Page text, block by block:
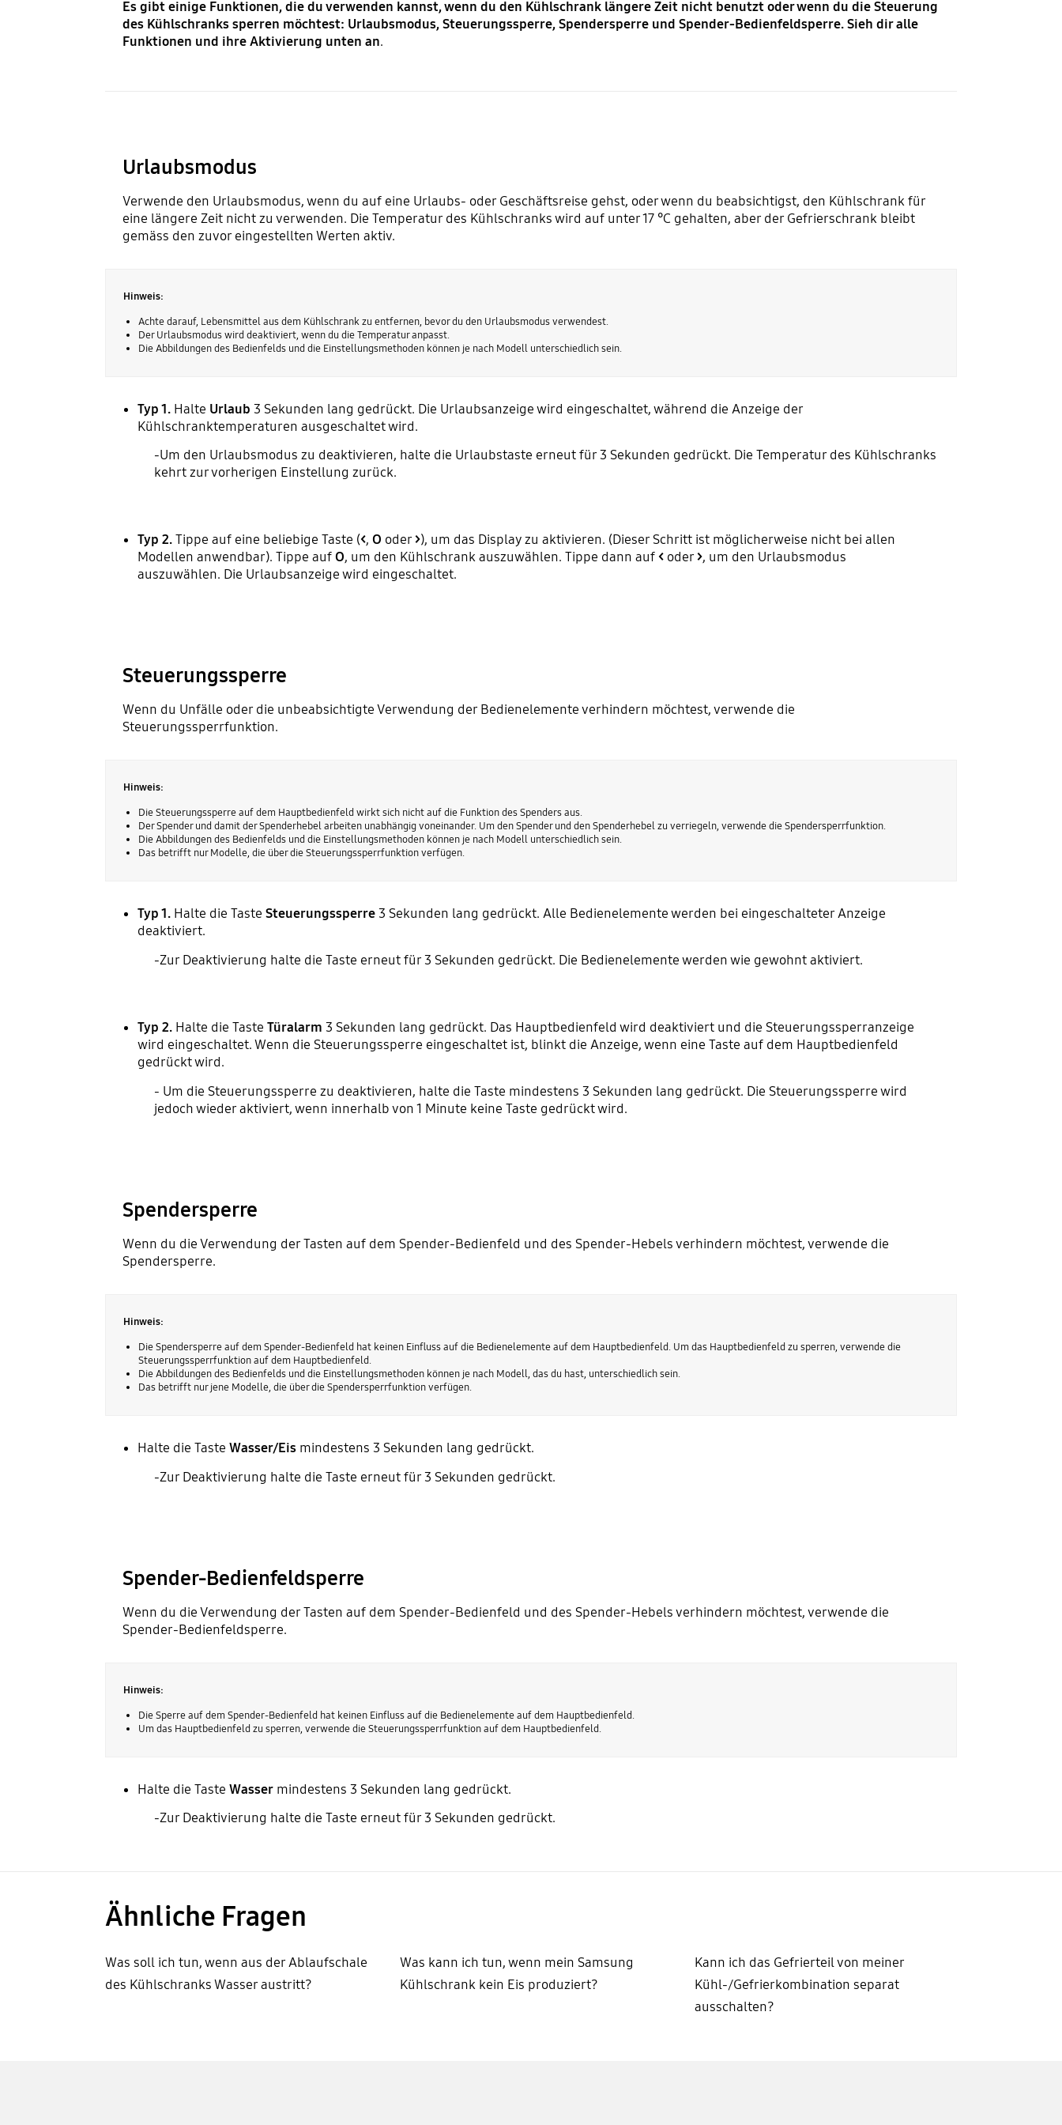
Es gibt einige Funktionen, die du verwenden kannst, wenn du den Kühlschrank längere Zeit nicht benutzt oder wenn du die Steuerung
des Kühlschranks sperren möchtest: Urlaubsmodus, Steuerungssperre, Spendersperre und Spender-Bedienfeldsperre. Sieh dir alle
Funktionen und ihre Aktivierung unten an.
Urlaubsmodus
Verwende den Urlaubsmodus, wenn du auf eine Urlaubs- oder Geschäftsreise gehst, oder wenn du beabsichtigst, den Kühlschrank für
eine längere Zeit nicht zu verwenden. Die Temperatur des Kühlschranks wird auf unter 17 °C gehalten, aber der Gefrierschrank bleibt
gemäss den zuvor eingestellten Werten aktiv.
Hinweis:
Achte darauf, Lebensmittel aus dem Kühlschrank zu entfernen, bevor du den Urlaubsmodus verwendest.
Der Urlaubsmodus wird deaktiviert, wenn du die Temperatur anpasst.
Die Abbildungen des Bedienfelds und die Einstellungsmethoden können je nach Modell unterschiedlich sein.
Typ 1.Halte Urlaub 3 Sekunden lang gedrückt. Die Urlaubsanzeige wird eingeschaltet, während die Anzeige der
Kühlschranktemperaturen ausgeschaltet wird.
-Um den Urlaubsmodus zu deaktivieren, halte die Urlaubstaste erneut für 3 Sekunden gedrückt. Die Temperatur des Kühlschranks
kehrt zur vorherigen Einstellung zurück.
Typ 2.Tippe auf eine beliebige Taste (<, O oder>), um das Display zu aktivieren. (Dieser Schritt ist möglicherweise nicht bei allen
Modellen anwendbar). Tippe aufO, um den Kühlschrank auszuwählen. Tippe dann auf<oder>, um den Urlaubsmodus
auszuwählen. Die Urlaubsanzeige wird eingeschaltet.
Steuerungssperre
Wenn du Unfälle oder die unbeabsichtigte Verwendung der Bedienelemente verhindern möchtest, verwende die
Steuerungssperrfunktion.
Hinweis:
Die Steuerungssperre auf dem Hauptbedienfeld wirkt sich nicht auf die Funktion des Spenders aus.
Der Spender und damit der Spenderhebel arbeiten unabhängig voneinander. Um den Spender und den Spenderhebel zu verriegeln, verwende die Spendersperrfunktion.
Die Abbildungen des Bedienfelds und die Einstellungsmethoden können je nach Modell unterschiedlich sein.
Das betrifft nur Modelle, die über die Steuerungssperrfunktion verfügen.
Typ 1.Halte die Taste Steuerungssperre3 Sekunden lang gedrückt. Alle Bedienelemente werden bei eingeschalteter Anzeige
deaktiviert.
-Zur Deaktivierung halte die Taste erneut für 3 Sekunden gedrückt. Die Bedienelemente werden wie gewohnt aktiviert.
Typ 2.Halte die Taste Türalarm 3 Sekunden lang gedrückt. Das Hauptbedienfeld wird deaktiviert und die Steuerungssperranzeige
wird eingeschaltet. Wenn die Steuerungssperre eingeschaltet ist, blinkt die Anzeige, wenn eine Taste auf dem Hauptbedienfeld
gedrückt wird.
- Um die Steuerungssperre zu deaktivieren, halte die Taste mindestens 3 Sekunden lang gedrückt. Die Steuerungssperre wird
jedoch wieder aktiviert, wenn innerhalb von 1 Minute keine Taste gedrückt wird.
Spendersperre
Wenn du die Verwendung der Tasten auf dem Spender-Bedienfeld und des Spender-Hebels verhindern möchtest, verwende die
Spendersperre.
Hinweis:
Die Spendersperre auf dem Spender-Bedienfeld hat keinen Einfluss auf die Bedienelemente auf dem Hauptbedienfeld. Um das Hauptbedienfeld zu sperren, verwende die
Steuerungssperrfunktion auf dem Hauptbedienfeld.
Die Abbildungen des Bedienfelds und die Einstellungsmethoden können je nach Modell, das du hast, unterschiedlich sein.
Das betrifft nur jene Modelle, die über die Spendersperrfunktion verfügen.
Halte die Taste Wasser/Eismindestens 3 Sekunden lang gedrückt.
-Zur Deaktivierung halte die Taste erneut für 3 Sekunden gedrückt.
Spender-Bedienfeldsperre
Wenn du die Verwendung der Tasten auf dem Spender-Bedienfeld und des Spender-Hebels verhindern möchtest, verwende die
Spender-Bedienfeldsperre.
Hinweis:
Die Sperre auf dem Spender-Bedienfeld hat keinen Einfluss auf die Bedienelemente auf dem Hauptbedienfeld.
Um das Hauptbedienfeld zu sperren, verwende die Steuerungssperrfunktion auf dem Hauptbedienfeld.
Halte die Taste Wassermindestens 3 Sekunden lang gedrückt.
-Zur Deaktivierung halte die Taste erneut für 3 Sekunden gedrückt.
Ähnliche Fragen
Was soll ich tun, wenn aus der Ablaufschale
des Kühlschranks Wasser austritt?
Was kann ich tun, wenn mein Samsung
Kühlschrank kein Eis produziert?
Kann ich das Gefrierteil von meiner
Kühl-/Gefrierkombination separat
ausschalten?